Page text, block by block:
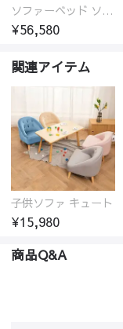
ソファーベッド ソファベッド 2人 3人掛け 「幅100～180cm」ソファー ソファーベッド 1人掛け 2人掛け 3人掛け 収納付き 北欧 コンパクト-fsx-1005
¥56,580
関連アイテム
子供ソファ キュート
¥15,980
商品Q&A